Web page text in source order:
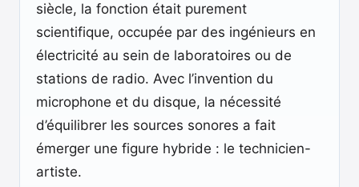
siècle, la fonction était purement
scientifique, occupée par des ingénieurs en
électricité au sein de laboratoires ou de
stations de radio. Avec l’invention du
microphone et du disque, la nécessité
d’équilibrer les sources sonores a fait
émerger une figure hybride : le technicien-
artiste.